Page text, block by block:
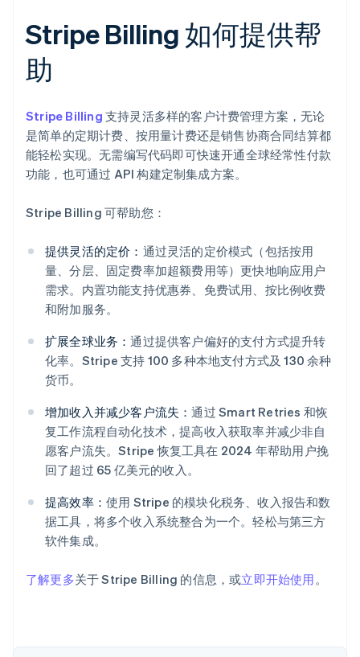
Stripe Billing 如何提供帮
助
Stripe Billing 支持灵活多样的客户计费管理方案，无论
是简单的定期计费、按用量计费还是销售协商合同结算都
能轻松实现。无需编写代码即可快速开通全球经常性付款
功能，也可通过 API 构建定制集成方案。
Stripe Billing 可帮助您：
提供灵活的定价： 通过灵活的定价模式（包括按用
量、分层、固定费率加超额费用等）更快地响应用户
需求。内置功能支持优惠券、免费试用、按比例收费
和附加服务。
扩展全球业务：通过提供客户偏好的支付方式提升转
化率。Stripe 支持 100 多种本地支付方式及 130 余种
货币。
增加收入并减少客户流失：通过 Smart Retries 和恢
复工作流程自动化技术，提高收入获取率并减少非自
愿客户流失。Stripe 恢复工具在 2024 年帮助用户挽
回了超过 65 亿美元的收入。
提高效率： 使用 Stripe 的模块化税务、收入报告和数
据工具，将多个收入系统整合为一个。轻松与第三方
软件集成。
了解更多关于 Stripe Billing 的信息，或立即开始使用。
阿联酋
爱尔兰
English
爱沙尼亚
English
奥地利
澳大利亚
English
巴西
保加利亚
English